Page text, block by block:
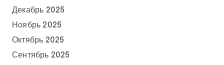
Декабрь 2025
Ноябрь 2025
Октябрь 2025
Сентябрь 2025